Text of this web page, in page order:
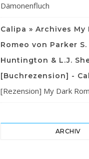
Dämonenfluch
Calipa » Archives My
Romeo von Parker S.
Huntington & L.J.
[Buchrezension] -
[Rezension] My Dark
ARCHIV